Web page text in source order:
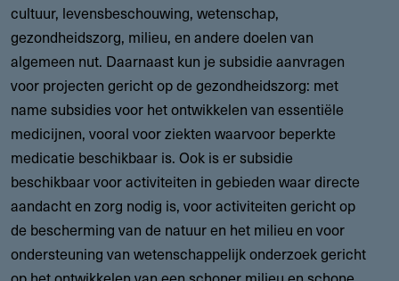
cultuur, levensbeschouwing, wetenschap,
gezondheidszorg, milieu, en andere doelen van
algemeen nut. Daarnaast kun je subsidie aanvragen
voor projecten gericht op de gezondheidszorg: met
name subsidies voor het ontwikkelen van essentiële
medicijnen, vooral voor ziekten waarvoor beperkte
medicatie beschikbaar is. Ook is er subsidie
beschikbaar voor activiteiten in gebieden waar directe
aandacht en zorg nodig is, voor activiteiten gericht op
de bescherming van de natuur en het milieu en voor
ondersteuning van wetenschappelijk onderzoek gericht